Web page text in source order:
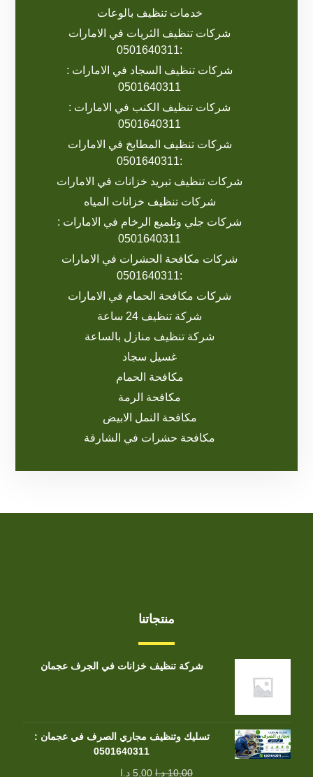
خدمات تنظيف بالوعات
شركات تنظيف الثريات في الامارات
:0501640311
شركات تنظيف السجاد في الامارات :
0501640311
شركات تنظيف الكنب في الامارات :
0501640311
شركات تنظيف المطابخ في الامارات
:0501640311
شركات تنظيف تبريد خزانات في الامارات
شركات تنظيف خزانات المياه
شركات جلي وتلميع الرخام في الامارات :
0501640311
شركات مكافحة الحشرات في الامارات
:0501640311
شركات مكافحة الحمام في الامارات
شركة تنظيف 24 ساعة
شركة تنظيف منازل بالساعة
غسيل سجاد
مكافحة الحمام
مكافحة الرمة
مكافحة النمل الابيض
مكافحة حشرات في الشارقة
منتجاتنا
شركة تنظيف خزانات في الجرف عجمان
تسليك وتنظيف مجاري الصرف في عجمان :
0501640311
10,00 د.إ 5,00 د.إ